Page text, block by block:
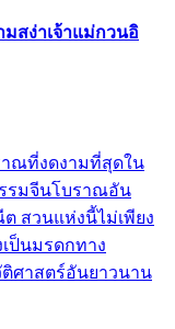
มสง่าเจ้าแม่กวนอิ
ณที่งดงามที่สุดใน
รรมจีนโบราณอัน
สวนแห่งนี้ไม่เพียง
ป็นมรดกทาง
ศาสตร์อันยาวนาน